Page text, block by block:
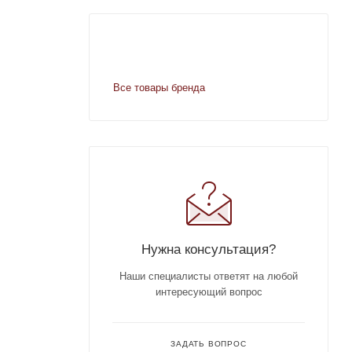
Все товары бренда
Нужна консультация?
Наши специалисты ответят на любой
интересующий вопрос
ЗАДАТЬ ВОПРОС